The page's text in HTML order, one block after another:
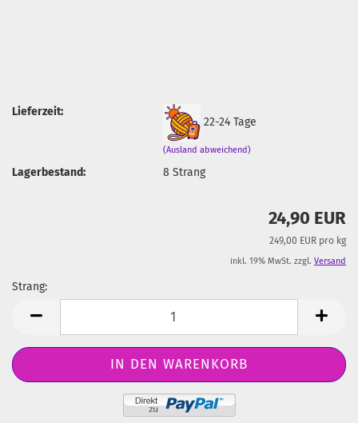
Lieferzeit:
22-24 Tage
(Ausland abweichend)
Lagerbestand: 8Strang
24,90 EUR
249,00 EUR pro kg
inkl. 19% MwSt. zzgl. Versand
Strang: